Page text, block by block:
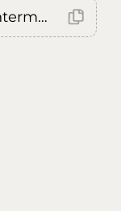
Error: (intermediate value)(intermediate value)(intermediate value).replaceAll is not a function